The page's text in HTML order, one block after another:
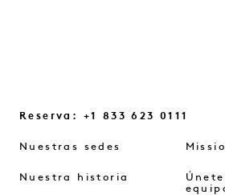
Reserva: +1 833 623 0111
Nuestras sedes
Nuestra historia